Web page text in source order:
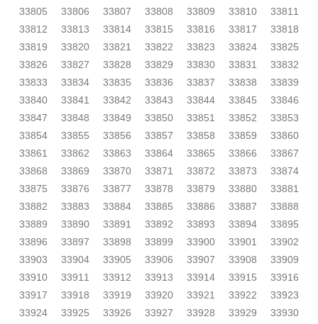
33805
33806 33807 33808 33809 33810
33811
33812
33813 33814 33815 33816 33817
33818
33819
33820 33821 33822 33823 33824
33825
33826
33827 33828 33829 33830 33831
33832
33833
33834 33835 33836 33837 33838
33839
33840
33841 33842 33843 33844 33845
33846
33847
33848 33849 33850 33851 33852
33853
33854
33855 33856 33857 33858 33859
33860
33861
33862 33863 33864 33865 33866
33867
33868
33869 33870 33871 33872 33873
33874
33875
33876 33877 33878 33879 33880
33881
33882
33883 33884 33885 33886 33887
33888
33889
33890 33891 33892 33893 33894
33895
33896
33897 33898 33899 33900 33901
33902
33903
33904 33905 33906 33907 33908
33909
33910
33911 33912 33913 33914 33915
33916
33917
33918 33919 33920 33921 33922
33923
33924
33925 33926 33927 33928 33929
33930